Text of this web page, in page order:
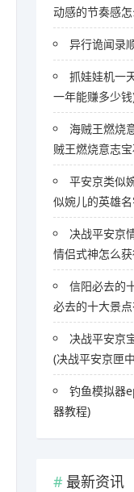
动感的节奏感
异行诡闻录
抓娃娃机一
一年能赚多少
海贼王燃烧
贼王燃烧意志
平安京类似
似婉儿的英雄
决战平安京
情侣式神怎么
信阳必去的
必去的十大景
决战平安京
(决战平安京匣
钓鱼模拟器
器教程)
最新资讯